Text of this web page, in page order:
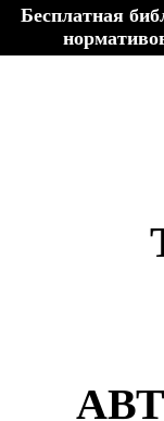
Бесплатная